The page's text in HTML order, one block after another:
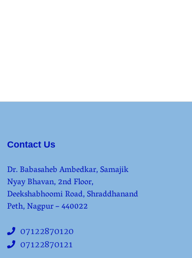
Contact Us
Dr. Babasaheb Ambedkar, Samajik
Nyay Bhavan, 2nd Floor,
Deekshabhoomi Road, Shraddhanand
Peth, Nagpur – 440022
07122870120
07122870121